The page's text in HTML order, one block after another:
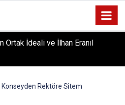
MERHABA’ COŞKUSU: Kursiyerler
Konseyden Rektöre Sitem